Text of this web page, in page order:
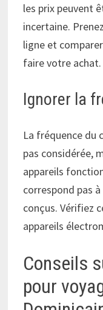
les prix peuvent
incertaine.
ligne et
faire votre achat.
Ignorer la
La fréquence du
pas considérée,
appareils
correspond pas
conçus. Vérifiez
appareils
Conseils
pour